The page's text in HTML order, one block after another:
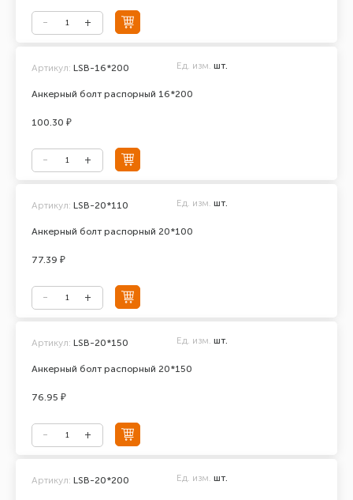
Анкерный болт распорный 16*200
Артикул: LSB-16*200 Ед. изм. шт.
100.30 ₽
Анкерный болт распорный 20*100
Артикул: LSB-20*110 Ед. изм. шт.
77.39 ₽
Анкерный болт распорный 20*150
Артикул: LSB-20*150 Ед. изм. шт.
76.95 ₽
Артикул: LSB-20*200 Ед. изм. шт.